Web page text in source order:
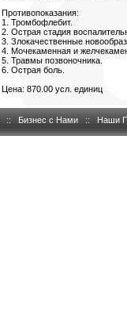
Противопоказания:
1. Тромбофлебит.
2. Острая стадия
3. Злокачественные
4. Мочекаменная и
5. Травмы позвоночника.
6. Острая боль.
Цена: 870.00 усл. единиц
:: Бизнес с Нами :: Наши